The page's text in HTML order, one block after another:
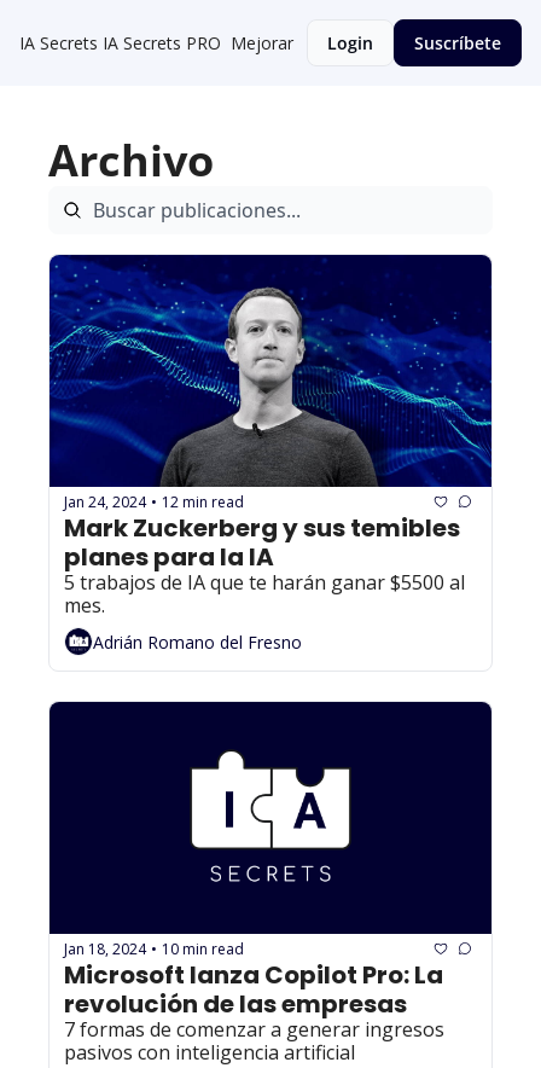
IA Secrets IA Secrets PRO Mejorar Login Suscríbete
Archivo
Jan 24, 2024 • 12 min read
Mark Zuckerberg y sus temibles
planes para la IA
5 trabajos de IA que te harán ganar $5500 al
mes.
Adrián Romano del Fresno
Jan 18, 2024 • 10 min read
Microsoft lanza Copilot Pro: La
revolución de las empresas
7 formas de comenzar a generar ingresos
pasivos con inteligencia artificial